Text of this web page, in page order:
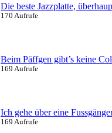
Die beste Jazzplatte,
170 Aufrufe
Beim Päffgen gibt’s keine
169 Aufrufe
Ich gehe über eine
169 Aufrufe